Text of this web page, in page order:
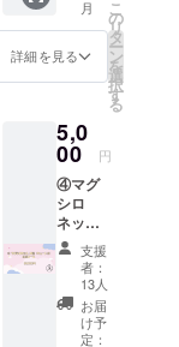
アニメ
『Fate/stay
night』や
ンガー スト
ラトス』等
の主題歌を
担当したア
ニソンシン
ガーである
綾野ましろ
が作詞と衣
にてギ
ガファ
イル便
3.推し
メン
礼ボイ
スメッ
セージ
10秒程
のお礼
ボイス
メッ
セージ
イル便
で送信
いたし
バーサ
イン入
りラン
ダム
チェキ1
枚 ※マ
グシロ
ネット-
N極衣装
着用
1.立ち
位置投
コー
ス
3,000円
①の
コース
に加
え、 4.
お礼動
画 30
秒程の
メン
バー5人
からの
お礼動
画をお
届け！
メール
月
詳細を見る
こ
の
リ
タ
ー
ン
を
選
択
す
る
5,0
00 円
④マグ
シロ
ネット-
N極
（キュ
ート系
グルー
プ）応
援コー
支援
者：
13人
お届
け予
定：